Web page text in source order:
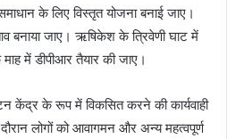
के लिए विस्तृत योजना बनाई जाए।
बनाया जाए। ऋषिकेश के त्रिवेणी घाट में
में डीपीआर तैयार की जाए।
केंद्र के रूप में विकसित करने की कार्यवाही
लोगों को आवागमन और अन्य महत्वपूर्ण